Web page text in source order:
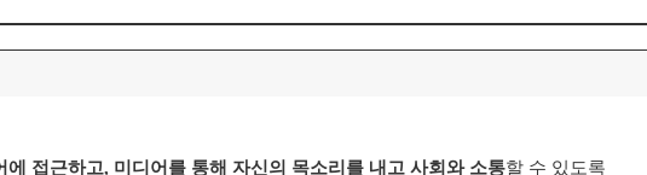
에 접근하고, 미디어를 통해 자신의 목소리를 내고 사회와 소통할 수 있도록